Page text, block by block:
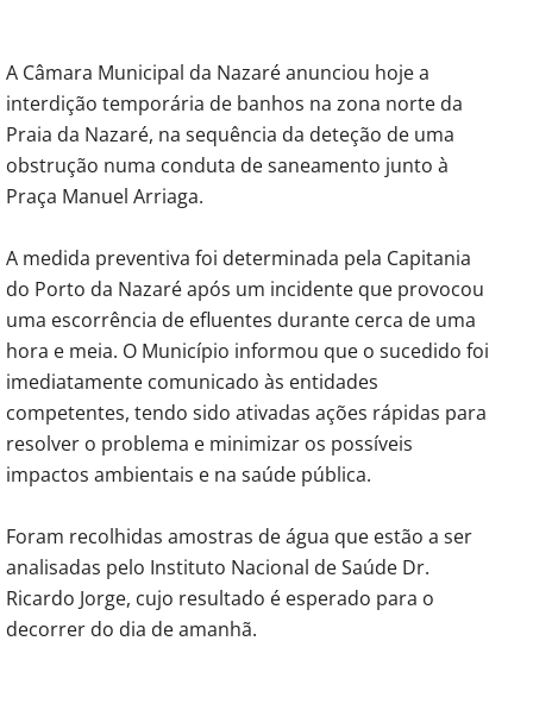
A Câmara Municipal da Nazaré anunciou hoje a
interdição temporária de banhos na zona norte da
Praia da Nazaré, na sequência da deteção de uma
obstrução numa conduta de saneamento junto à
Praça Manuel Arriaga.
A medida preventiva foi determinada pela Capitania
do Porto da Nazaré após um incidente que provocou
uma escorrência de efluentes durante cerca de uma
hora e meia. O Município informou que o sucedido foi
imediatamente comunicado às entidades
competentes, tendo sido ativadas ações rápidas para
resolver o problema e minimizar os possíveis
impactos ambientais e na saúde pública.
Foram recolhidas amostras de água que estão a ser
analisadas pelo Instituto Nacional de Saúde Dr.
Ricardo Jorge, cujo resultado é esperado para o
decorrer do dia de amanhã.